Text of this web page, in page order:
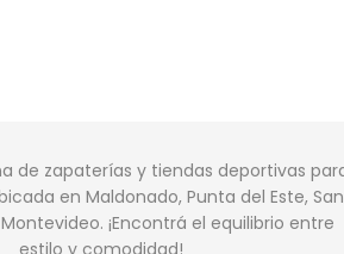
de zapaterías y tiendas deportivas
en Maldonado, Punta del Este, San
¡Encontrá el equilibrio entre